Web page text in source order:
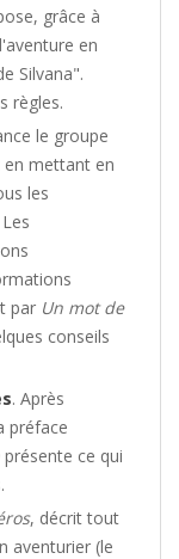
grâce à
en
Silvana".
règles.
le groupe
mettant en
les
par Un mot de
conseils
. Après
préface
présente ce qui
, décrit tout
aventurier (le